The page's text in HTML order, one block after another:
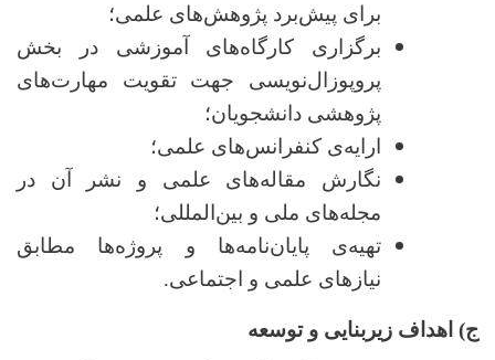
برای پیش‌برد پژوهش‌های علمی؛
برگزاری کارگاه‌های آموزشی در بخش
پروپوزال‌نویسی جهت تقویت مهارت‌های
پژوهشی دانشجویان؛
ارایه‌ی کنفرانس‌های علمی؛
نگارش مقاله‌های علمی و نشر آن در
مجله‌های ملی و بین‌المللی؛
تهیه‌ی پایان‌نامه‌ها و پروژه‌ها مطابق
نیازهای علمی و اجتماعی.
ج) اهداف زیربنایی و توسعه